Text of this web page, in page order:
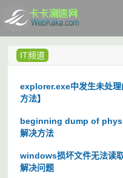
IT频道
explorer.exe中发生未处
方法】
beginning dump of
解决方法
windows损坏文件无法读
解决问题